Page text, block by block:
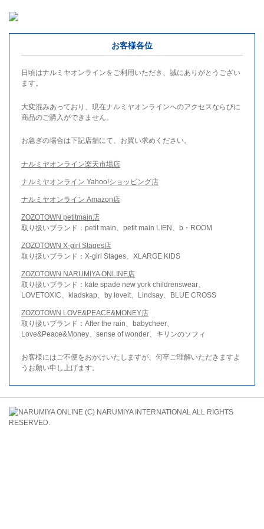
お客様各位
日頃はナルミヤオンラインをご利用いただき、誠にありがとうござい
ます。
大変混みあっており、現在ナルミヤオンラインへのアクセスならびに
商品のご購入ができません。
お急ぎの場合は下記店舗にて、お買い求めください。
ナルミヤオンライン楽天市場店
ナルミヤオンライン Yahoo!ショッピング店
ナルミヤオンライン Amazon店
ZOZOTOWN petitmain店
取り扱いブランド：petit main、petit main LIEN、b・ROOM
ZOZOTOWN X-girl Stages店
取り扱いブランド：X-girl Stages、XLARGE KIDS
ZOZOTOWN NARUMIYA ONLINE店
取り扱いブランド：kate spade new york childrenswear、
LOVETOXIC、kladskap、by loveit、Lindsay、BLUE CROSS
ZOZOTOWN LOVE&PEACE&MONEY店
取り扱いブランド：After the rain、babycheer、
Love&Peace&Money、sense of wonder、キリンのソフィ
お客様にはご不便をおかけいたしますが、何卒ご理解いただきますよ
うお願い申し上げます。